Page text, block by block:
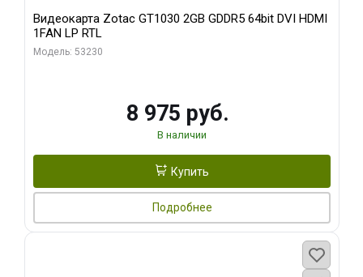
Видеокарта Zotac GT1030 2GB GDDR5 64bit DVI HDMI
1FAN LP RTL
Модель: 53230
8 975 руб.
В наличии
Купить
Подробнее